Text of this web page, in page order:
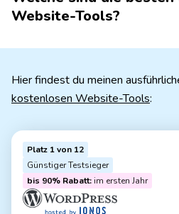
Website-Tools?
Hier findest du meinen
kostenlosen Website-Tools:
Platz 1 von 12
Günstiger Testsieger
bis 90% Rabatt: im ersten Jahr